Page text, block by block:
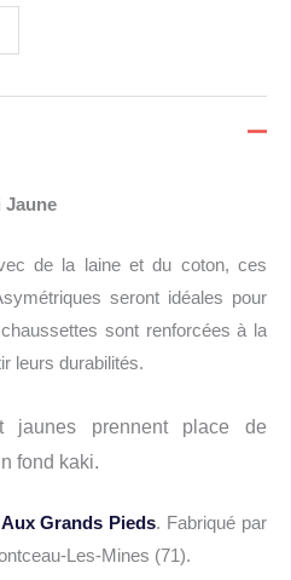
Jaune
de la laine et du coton, ces
seront idéales pour
sont renforcées à la
leurs durabilités.
jaunes prennent place de
fond kaki.
Grands Pieds. Fabriqué par
Les-Mines (71).